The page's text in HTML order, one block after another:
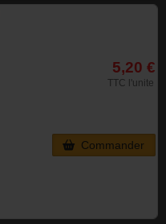
5,20 €
TTC l'unite
Commander